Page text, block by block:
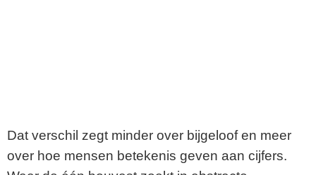
Dat verschil zegt minder over bijgeloof en meer
over hoe mensen betekenis geven aan cijfers.